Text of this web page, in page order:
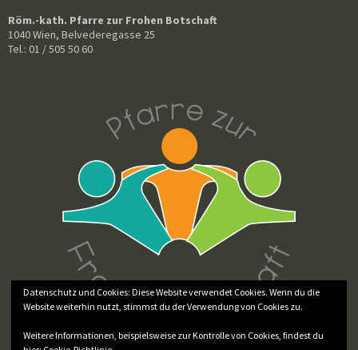
Röm.-kath. Pfarre zur Frohen Botschaft
1040 Wien, Belvederegasse 25
Tel.: 01 / 505 50 60
Datenschutz und Cookies: Diese Website verwendet Cookies. Wenn du die
Website weiterhin nutzt, stimmst du der Verwendung von Cookies zu.
Weitere Informationen, beispielsweise zur Kontrolle von Cookies, findest du